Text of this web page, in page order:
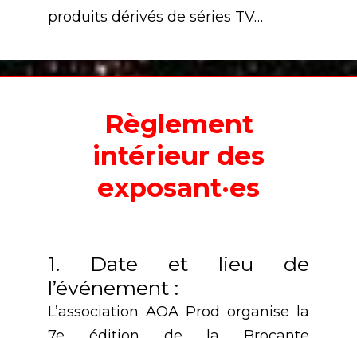
produits dérivés de séries TV…
Règlement
intérieur des
exposant·es
1. Date et lieu de
l’événement :
L’association AOA Prod organise la